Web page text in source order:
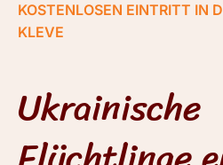
KOSTENLOSEN EINTRITT IN
KLEVE
Ukrainische